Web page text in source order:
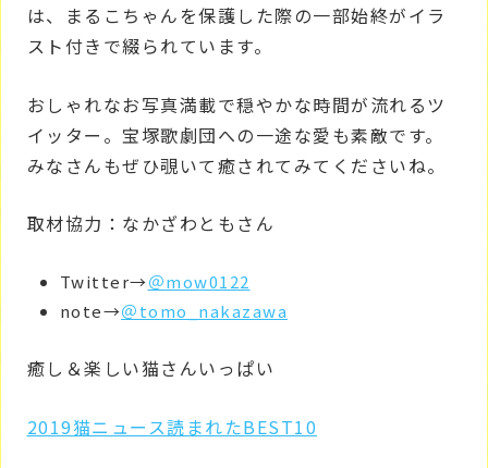
は、まるこちゃんを保護した際の一部始終がイラ
スト付きで綴られています。
おしゃれなお写真満載で穏やかな時間が流れるツ
イッター。宝塚歌劇団への一途な愛も素敵です。
みなさんもぜひ覗いて癒されてみてくださいね。
取材協力：なかざわともさん
Twitter→＠mow0122
note→＠tomo_nakazawa
癒し＆楽しい猫さんいっぱい
2019猫ニュース読まれたBEST10